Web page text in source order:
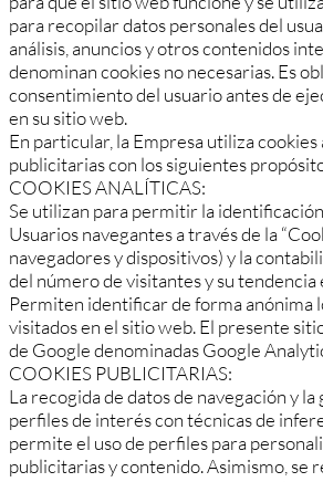
para recopilar datos personales del
análisis, anuncios y otros contenidos
denominan cookies no necesarias. Es
consentimiento del usuario antes de
en su sitio web.
En particular, la Empresa utiliza cookies
publicitarias con los siguientes
COOKIES ANALÍTICAS:
Se utilizan para permitir la
Usuarios navegantes a través de la
navegadores y dispositivos) y la
del número de visitantes y su tendencia
Permiten identificar de forma anónima
visitados en el sitio web. El presente
de Google denominadas Google
COOKIES PUBLICITARIAS:
La recogida de datos de navegación y
perfiles de interés con técnicas de
permite el uso de perfiles para
publicitarias y contenido. Asimismo, se